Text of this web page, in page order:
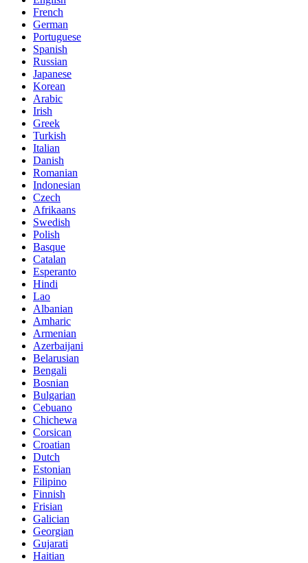
French
German
Portuguese
Spanish
Russian
Japanese
Korean
Arabic
Irish
Greek
Turkish
Italian
Danish
Romanian
Indonesian
Czech
Afrikaans
Swedish
Polish
Basque
Catalan
Esperanto
Hindi
Lao
Albanian
Amharic
Armenian
Azerbaijani
Belarusian
Bengali
Bosnian
Bulgarian
Cebuano
Chichewa
Corsican
Croatian
Dutch
Estonian
Filipino
Finnish
Frisian
Galician
Georgian
Gujarati
Haitian